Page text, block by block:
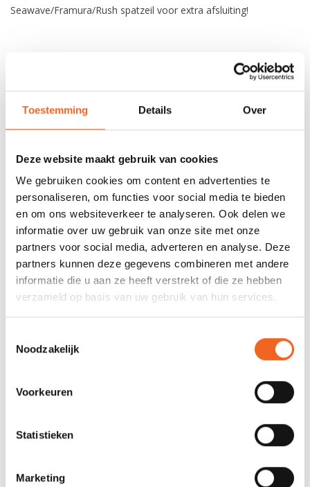
Toestemming Details Over
Deze website maakt gebruik van cookies
We gebruiken cookies om content en advertenties te
personaliseren, om functies voor social media te bieden
en om ons websiteverkeer te analyseren. Ook delen we
informatie over uw gebruik van onze site met onze
partners voor social media, adverteren en analyse. Deze
partners kunnen deze gegevens combineren met andere
informatie die u aan ze heeft verstrekt of die ze hebben
verzameld op basis van uw gebruik van hun services.
Noodzakelijk
Voorkeuren
Statistieken
Marketing
Seawave/Framura/Rush spatzeil voor extra afsluiting!
Nog niet gewaardeerd
GERELATEERDE PRODUCTEN
€95,00
SEAWAVE/RUSH
2/SEASHINE